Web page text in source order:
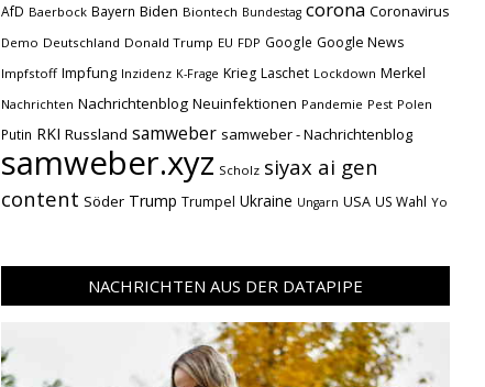
AfD Baerbock Bayern Biden Biontech Bundestag corona Coronavirus
Demo Deutschland Donald Trump EU FDP Google Google News
Impfstoff Impfung Inzidenz K-Frage Krieg Laschet Lockdown Merkel
Nachrichten Nachrichtenblog Neuinfektionen Pandemie Pest Polen
Putin RKI Russland samweber samweber - Nachrichtenblog
samweber.xyz Scholz siyax ai gen
content Söder Trump Trumpel Ukraine Ungarn USA US Wahl Yo
NACHRICHTEN AUS DER DATAPIPE